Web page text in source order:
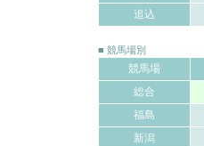
追込
■ 競馬場別
競馬場
総合
福島
新潟